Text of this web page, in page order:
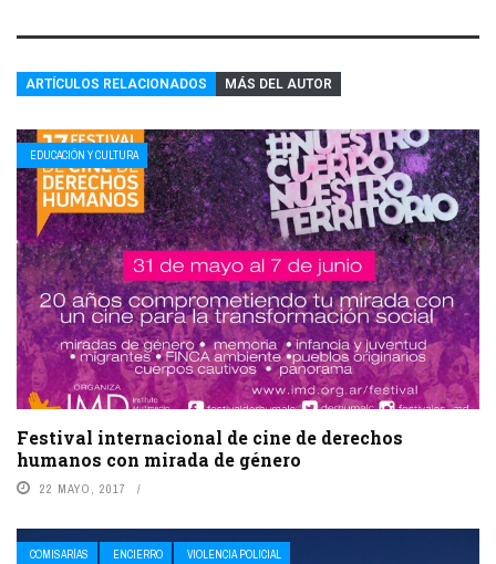
ARTÍCULOS RELACIONADOS MÁS DEL AUTOR
EDUCACIÓN Y CULTURA
Festival internacional de cine de derechos
humanos con mirada de género
22 MAYO, 2017
COMISARÍAS ENCIERRO VIOLENCIA POLICIAL